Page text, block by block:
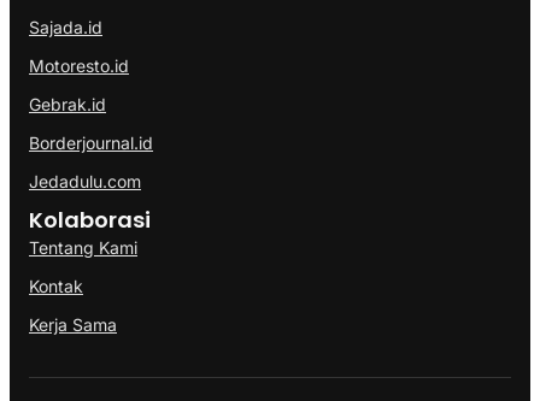
Sajada.id
Motoresto.id
Gebrak.id
Borderjournal.id
Jedadulu.com
Kolaborasi
Tentang Kami
Kontak
Kerja Sama